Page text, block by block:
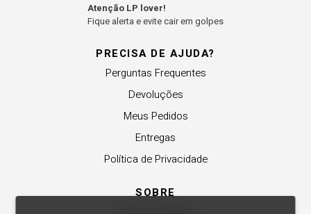
PRECISA DE AJUDA?
Perguntas Frequentes
Devoluções
Meus Pedidos
Entregas
Política de Privacidade
SOBRE
Atenção LP lover!
Fique alerta e evite cair em golpes